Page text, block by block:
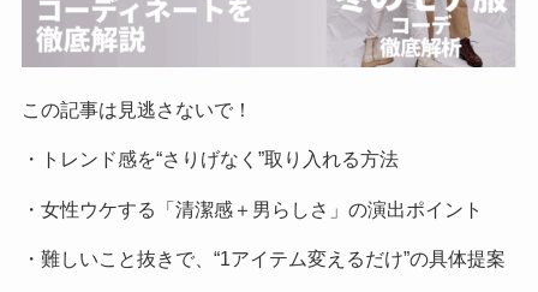
この記事は見逃さないで！
・トレンド感を“さりげなく”取り入れる方法
・女性ウケする「清潔感＋男らしさ」の演出ポイント
・難しいこと抜きで、“1アイテム変えるだけ”の具体提案